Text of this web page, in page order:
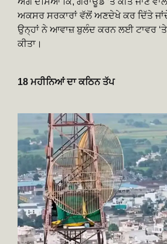
ਅਕਸਰ ਸਰਕਾਰਾਂ ਵੱਲੋਂ ਅਣਦੇਖੇ ਕਰ ਦਿੱਤੇ
ਉਨ੍ਹਾਂ ਨੇ ਆਵਾਜ਼ ਬੁਲੰਦ ਕਰਨ ਲਈ ਟਾਵਰ
ਕੀਤਾ।
18 ਮਹੀਨਿਆਂ ਦਾ ਕਠਿਨ ਤੱਪ